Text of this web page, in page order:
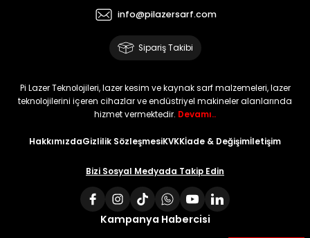
info@pilazersarf.com
Sipariş Takibi
Pi Lazer Teknolojileri, lazer kesim ve kaynak sarf malzemeleri, lazer
teknolojilerini içeren cihazlar ve endüstriyel makineler alanlarında
hizmet vermektedir. Devamı..
HakkımızdaGizlilik SözleşmesiKVKKİade & Değişimİletişim
Bizi Sosyal Medyada Takip Edin
Kampanya Habercisi